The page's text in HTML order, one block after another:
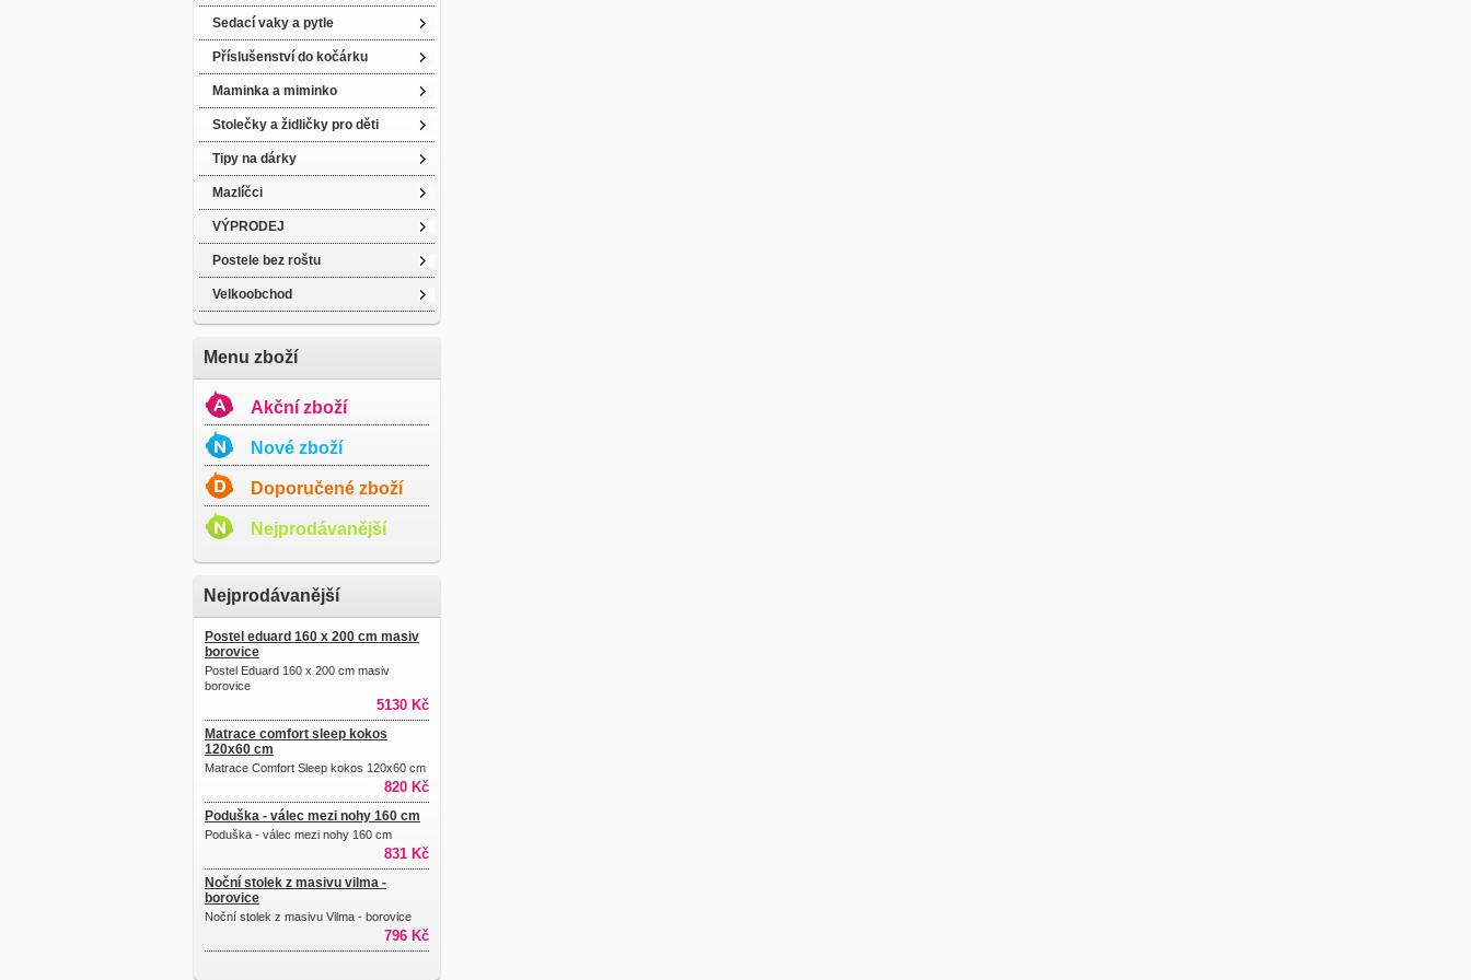
Sedací vaky a pytle
Příslušenství do kočárku
Maminka a miminko
Stolečky a židličky pro děti
Tipy na dárky
Mazlíčci
VÝPRODEJ
Postele bez roštu
Velkoobchod
Menu zboží
Akční zboží
Nové zboží
Doporučené zboží
Nejprodávanější
Nejprodávanější
Postel eduard 160 x 200 cm masiv
borovice
Postel Eduard 160 x 200 cm masiv
borovice
5130 Kč
Matrace comfort sleep kokos
120x60 cm
Matrace Comfort Sleep kokos 120x60 cm
820 Kč
Poduška - válec mezi nohy 160 cm
Poduška - válec mezi nohy 160 cm
831 Kč
Noční stolek z masivu vilma -
borovice
Noční stolek z masivu Vilma - borovice
796 Kč